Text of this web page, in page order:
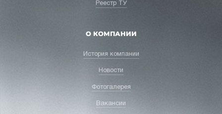
Реестр ТУ
О КОМПАНИИ
История компании
Новости
Фотогалерея
Вакансии